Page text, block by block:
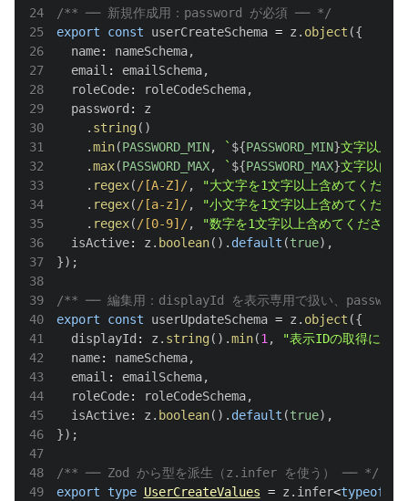
24
/** ── 新規作成用：password が必須 ── */
25
export const userCreateSchema = z . object ({
26
  name
: nameSchema,
27
  email
: emailSchema,
28
  roleCode
: roleCodeSchema,
29
  password
:
30
. string( )
31
.min(PASSWORD_MIN, ` ${PASSWORD_MIN}文字以上で
32
.max(PASSWORD_MAX, ` ${PASSWORD_MAX}文字以内で
33
. regex( /[A-Z] /,
"大文字を1文字以上含めてくださ
34
. regex( /[a-z] /,
"小文字を1文字以上含めてくださ
35
. regex( /[0-9] /,
"数字を1文字以上含めてください
36
  isActive
: z . boolean( ) . default (true) ,
37
}) ;
38
39
/** ── 編集用：displayId を表示専用で扱い、
40
export const userUpdateSchema = z . object ({
41
  displayId
: z . string( ) .min(1 ,
"表示IDの取得に失
42
  name
: nameSchema,
43
  email
: emailSchema,
44
  roleCode
: roleCodeSchema,
45
  isActive
: z . boolean( ) . default (true) ,
46
}) ;
47
48
/** ── Zod から型を派生（z.infer を使う） ── */
49
export type UserCreateValues = z . infer<typeof